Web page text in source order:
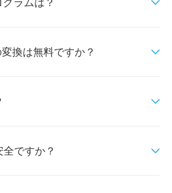
換は無料ですか？
ですか？